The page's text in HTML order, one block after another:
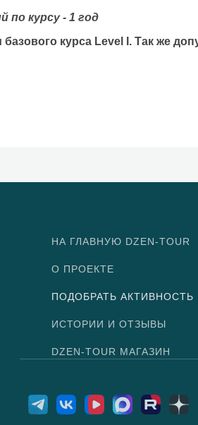
по курсу - 1 год
курса Level I. Так же
НА ГЛАВНУЮ DZEN-TOUR
О ПРОЕКТЕ
ПОДОБРАТЬ АКТИВНОСТЬ
ИСТОРИИ И ОТЗЫВЫ
DZEN-TOUR МАГАЗИН